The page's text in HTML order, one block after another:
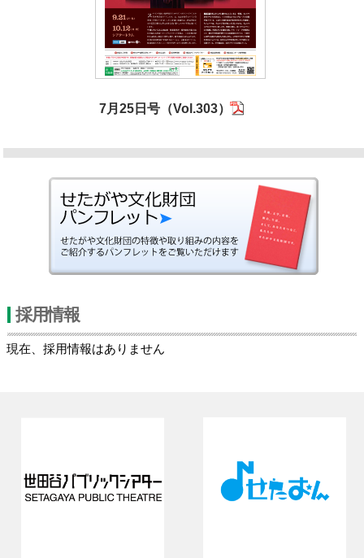
7月25日号（Vol.303）
採用情報
現在、採用情報はありません